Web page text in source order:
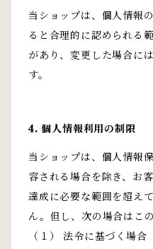
当ショップは、個人情報
ると合理的に認められる
があり、変更した場合に
す。
4. 個人情報利用の制限
当ショップは、個人情報
容される場合を除き、お
達成に必要な範囲を超え
ん。但し、次の場合はこ
（１） 法令に基づく場合